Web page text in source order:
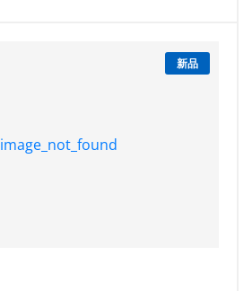
新品